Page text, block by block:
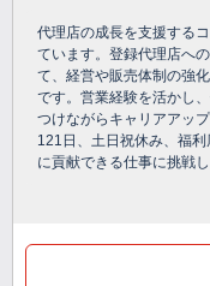
代理店の成長を支援する
ています。登録代理店へ
て、経営や販売体制の強
です。営業経験を活かし
つけながらキャリアアッ
121日、土日祝休み、福
に貢献できる仕事に挑戦